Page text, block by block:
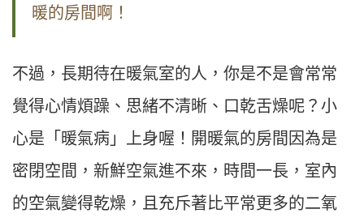
暖的房間啊！
不過，長期待在暖氣室的人，你是不是會常常
覺得心情煩躁、思緒不清晰、口乾舌燥呢？小
心是「暖氣病」上身喔！開暖氣的房間因為是
密閉空間，新鮮空氣進不來，時間一長，室內
的空氣變得乾燥，且充斥著比平常更多的二氧